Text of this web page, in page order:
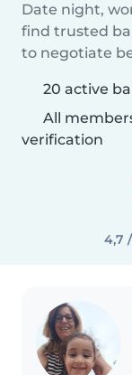
Date night,
find trusted
to negotiate
20 active
All
verification
4,7